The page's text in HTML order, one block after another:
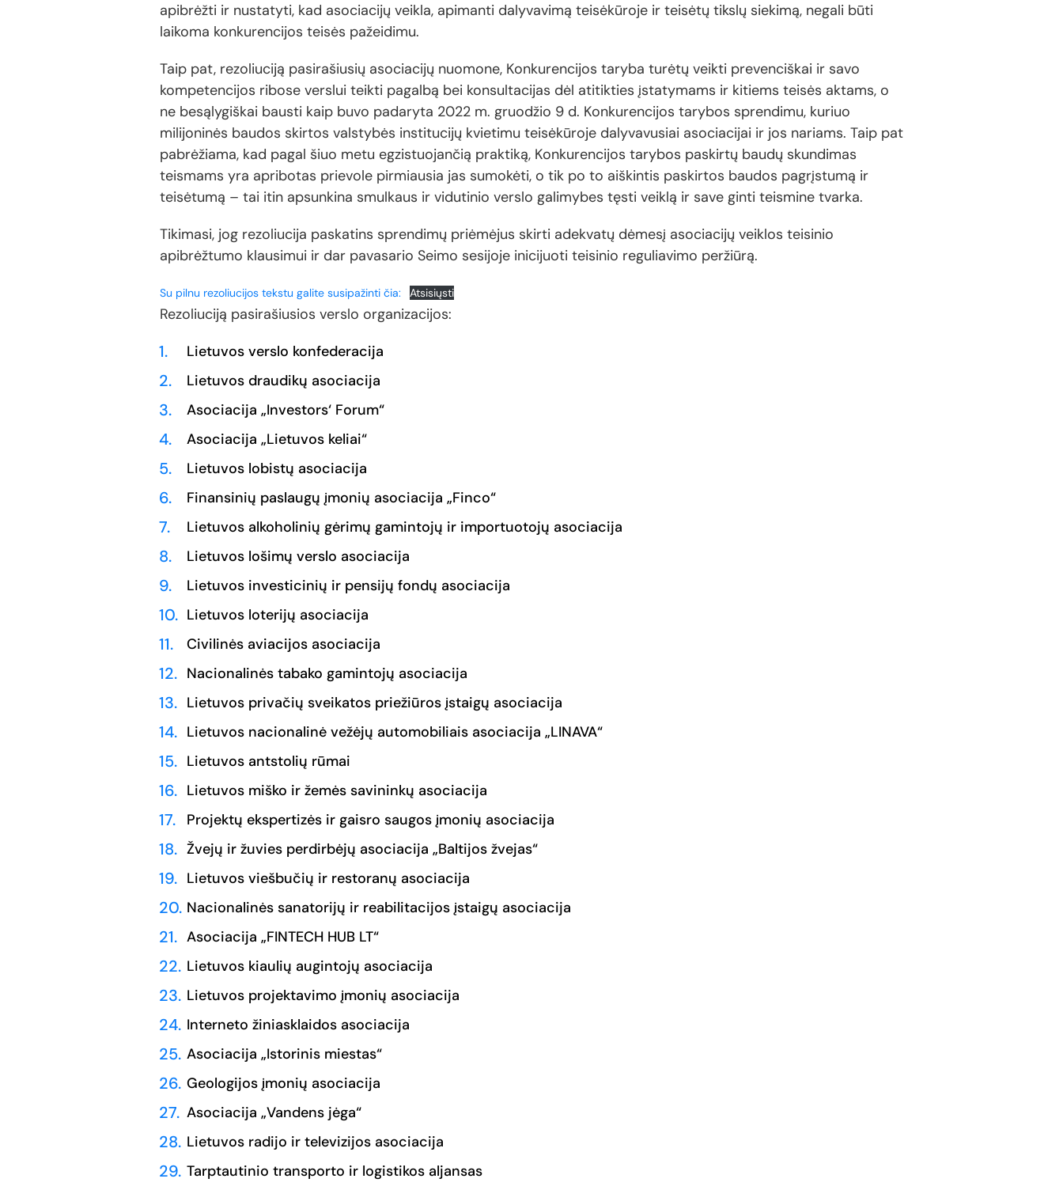
apibrėžti ir nustatyti, kad asociacijų veikla, apimanti dalyvavimą teisėkūroje ir teisėtų tikslų siekimą, negali būti
laikoma konkurencijos teisės pažeidimu.
Taip pat, rezoliuciją pasirašiusių asociacijų nuomone, Konkurencijos taryba turėtų veikti prevenciškai ir savo
kompetencijos ribose verslui teikti pagalbą bei konsultacijas dėl atitikties įstatymams ir kitiems teisės aktams, o
ne besąlygiškai bausti kaip buvo padaryta 2022 m. gruodžio 9 d. Konkurencijos tarybos sprendimu, kuriuo
milijoninės baudos skirtos valstybės institucijų kvietimu teisėkūroje dalyvavusiai asociacijai ir jos nariams. Taip pat
pabrėžiama, kad pagal šiuo metu egzistuojančią praktiką, Konkurencijos tarybos paskirtų baudų skundimas
teismams yra apribotas prievole pirmiausia jas sumokėti, o tik po to aiškintis paskirtos baudos pagrįstumą ir
teisėtumą – tai itin apsunkina smulkaus ir vidutinio verslo galimybes tęsti veiklą ir save ginti teismine tvarka.
Tikimasi, jog rezoliucija paskatins sprendimų priėmėjus skirti adekvatų dėmesį asociacijų veiklos teisinio
apibrėžtumo klausimui ir dar pavasario Seimo sesijoje inicijuoti teisinio reguliavimo peržiūrą.
Su pilnu rezoliucijos tekstu galite susipažinti čia: Atsisiųsti
Rezoliuciją pasirašiusios verslo organizacijos:
Lietuvos verslo konfederacija
Lietuvos draudikų asociacija
Asociacija „Investors‘ Forum“
Asociacija „Lietuvos keliai“
Lietuvos lobistų asociacija
Finansinių paslaugų įmonių asociacija „Finco“
Lietuvos alkoholinių gėrimų gamintojų ir importuotojų asociacija
Lietuvos lošimų verslo asociacija
Lietuvos investicinių ir pensijų fondų asociacija
Lietuvos loterijų asociacija
Civilinės aviacijos asociacija
Nacionalinės tabako gamintojų asociacija
Lietuvos privačių sveikatos priežiūros įstaigų asociacija
Lietuvos nacionalinė vežėjų automobiliais asociacija „LINAVA“
Lietuvos antstolių rūmai
Lietuvos miško ir žemės savininkų asociacija
Projektų ekspertizės ir gaisro saugos įmonių asociacija
Žvejų ir žuvies perdirbėjų asociacija „Baltijos žvejas“
Lietuvos viešbučių ir restoranų asociacija
Nacionalinės sanatorijų ir reabilitacijos įstaigų asociacija
Asociacija „FINTECH HUB LT“
Lietuvos kiaulių augintojų asociacija
Lietuvos projektavimo įmonių asociacija
Interneto žiniasklaidos asociacija
Asociacija „Istorinis miestas“
Geologijos įmonių asociacija
Asociacija „Vandens jėga“
Lietuvos radijo ir televizijos asociacija
Tarptautinio transporto ir logistikos aljansas